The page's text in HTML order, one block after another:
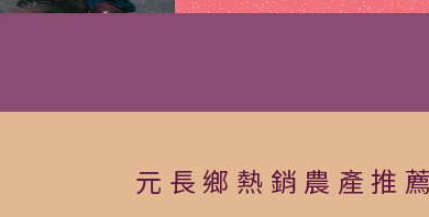
元長鄉熱銷農產推薦